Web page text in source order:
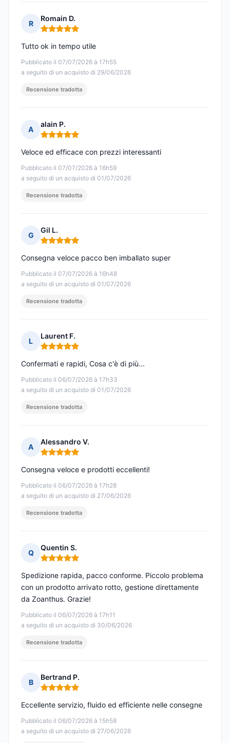
R
Romain D.
Nota: 5 su 5
Pubblicato il 07/07/2026 à 17h55
a seguito di un acquisto di 29/06/2026
Tutto ok in tempo utile
Recensione tradotta
A
alain P.
Nota: 5 su 5
Pubblicato il 07/07/2026 à 16h59
a seguito di un acquisto di 01/07/2026
Veloce ed efficace con prezzi interessanti
Recensione tradotta
G
Gil L.
Nota: 5 su 5
Pubblicato il 07/07/2026 à 16h48
a seguito di un acquisto di 01/07/2026
Consegna veloce pacco ben imballato super
Recensione tradotta
L
Laurent F.
Nota: 5 su 5
Pubblicato il 06/07/2026 à 17h33
a seguito di un acquisto di 01/07/2026
Confermati e rapidi, Cosa c'è di più...
Recensione tradotta
A
Alessandro V.
Nota: 5 su 5
Pubblicato il 06/07/2026 à 17h28
a seguito di un acquisto di 27/06/2026
Consegna veloce e prodotti eccellenti!
Recensione tradotta
Q
Quentin S.
Nota: 5 su 5
Pubblicato il 06/07/2026 à 17h11
a seguito di un acquisto di 30/06/2026
Spedizione rapida, pacco conforme. Piccolo problema
con un prodotto arrivato rotto, gestione direttamente
da Zoanthus. Grazie!
Recensione tradotta
B
Bertrand P.
Nota: 5 su 5
Pubblicato il 06/07/2026 à 15h58
a seguito di un acquisto di 27/06/2026
Eccellente servizio, fluido ed efficiente nelle consegne